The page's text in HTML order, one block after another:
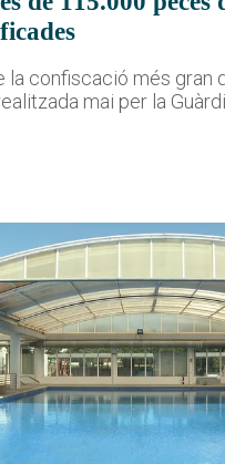
la confiscació més gran
mai per la